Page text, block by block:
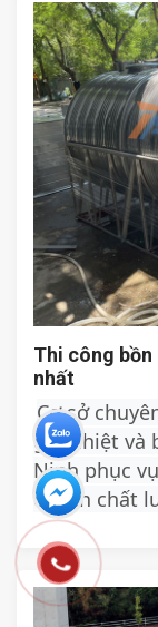
Thi công
nhất
Cơ sở
giữ nhiệt và
Ninh phục
chuẩn chất